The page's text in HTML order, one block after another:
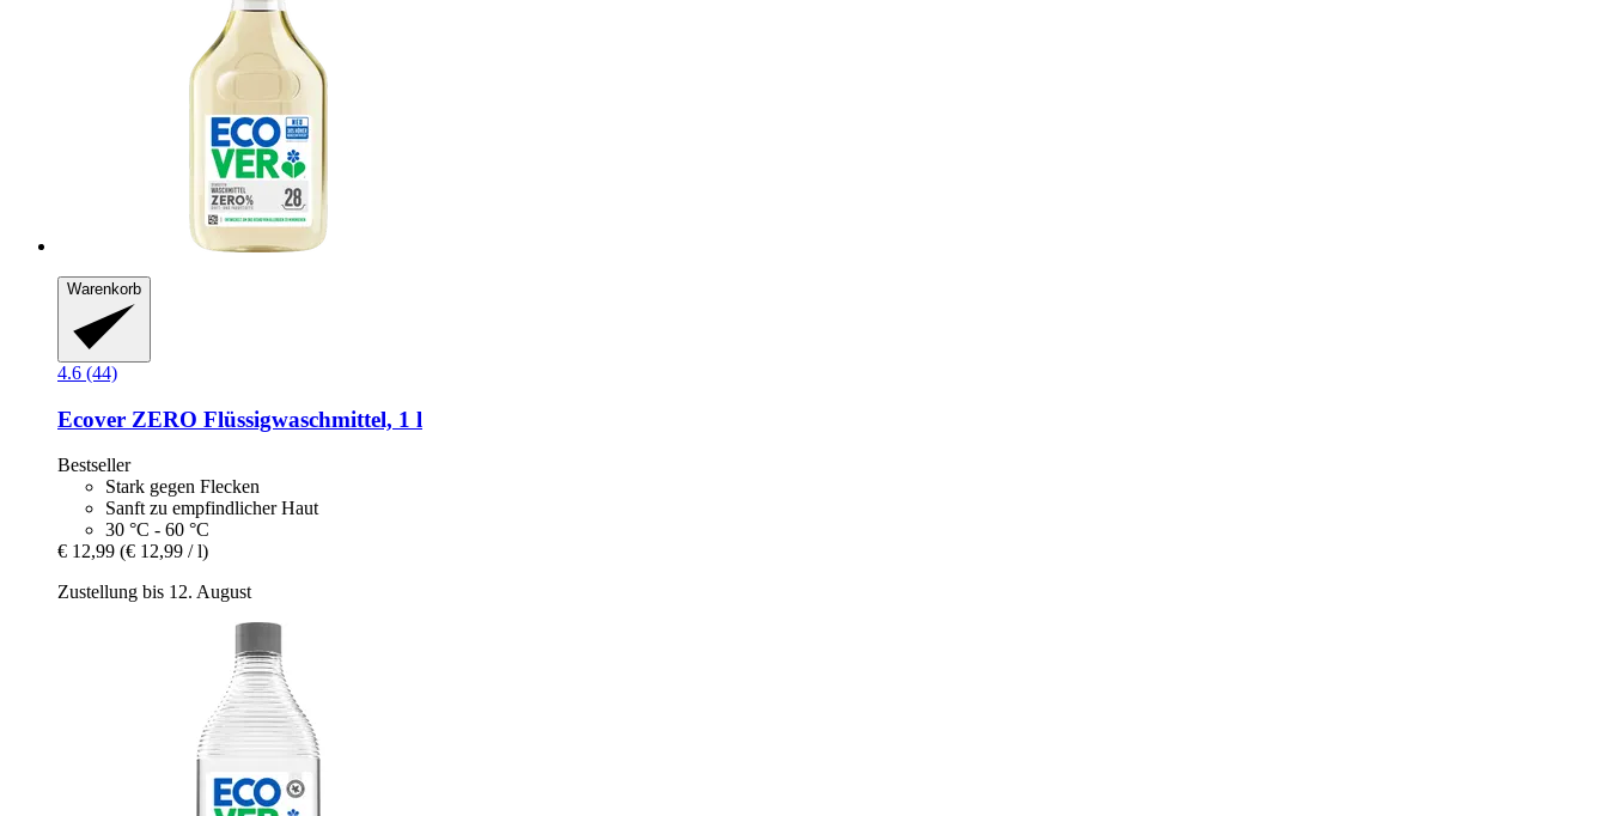
Warenkorb
4.6 (44)
Ecover ZERO Flüssigwaschmittel, 1 l
Bestseller
Stark gegen Flecken
Sanft zu empfindlicher Haut
30 °C - 60 °C
€ 12,99 (€ 12,99 / l)
Zustellung bis 12. August